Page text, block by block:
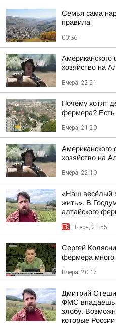
Семья сама
правила
00:36
хозяйство на
Вчера, 22:21
Почему хотят
фермера? Есть
Вчера, 21:20
хозяйство на
Вчера, 22:10
«Наш весёлый
жить». В
алтайского
Вчера, 21:55
Сергей
фермера много
Вчера, 20:47
Дмитрий
ФМС впадаешь
злобу.
которые